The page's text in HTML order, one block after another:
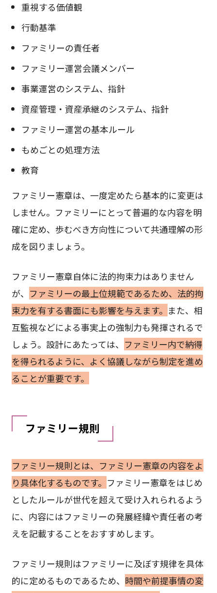
重視する価値観
行動基準
ファミリーの責任者
ファミリー運営会議メンバー
事業運営のシステム、指針
資産管理・資産承継のシステム、指針
ファミリー運営の基本ルール
もめごとの処理方法
教育
ファミリー憲章は、一度定めたら基本的に変更は
しません。ファミリーにとって普遍的な内容を明
確に定め、歩むべき方向性について共通理解の形
成を図りましょう。
ファミリー憲章自体に法的拘束力はありません
が、 ファミリーの最上位規範であるため、法的拘
束力を有する書面にも影響を与えます。 また、相
互監視などによる事実上の強制力も発揮されるで
しょう。設計にあたっては、 ファミリー内で納得
を得られるように、よく協議しながら制定を進め
ることが重要です。
ファミリー規則
ファミリー規則とは、ファミリー憲章の内容をよ
り具体化するものです。 ファミリー憲章をはじめ
としたルールが世代を超えて受け入れられるよう
に、内容にはファミリーの発展経緯や責任者の考
えを記載することをおすすめします。
ファミリー規則はファミリーに及ぼす規律を具体
的に定めるものであるため、 時間や前提事情の変